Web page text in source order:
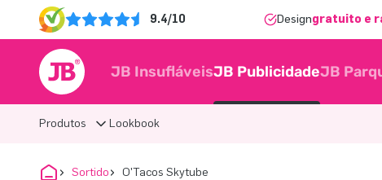
9.4/10 Designgratuito e
JB InsufláveisJB PublicidadeJB
Produtos Lookbook
Sortido O'Tacos Skytube